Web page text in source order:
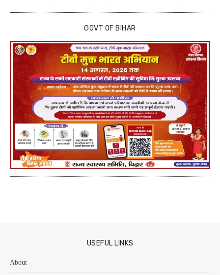
GOVT OF BIHAR
USEFUL LINKS
About